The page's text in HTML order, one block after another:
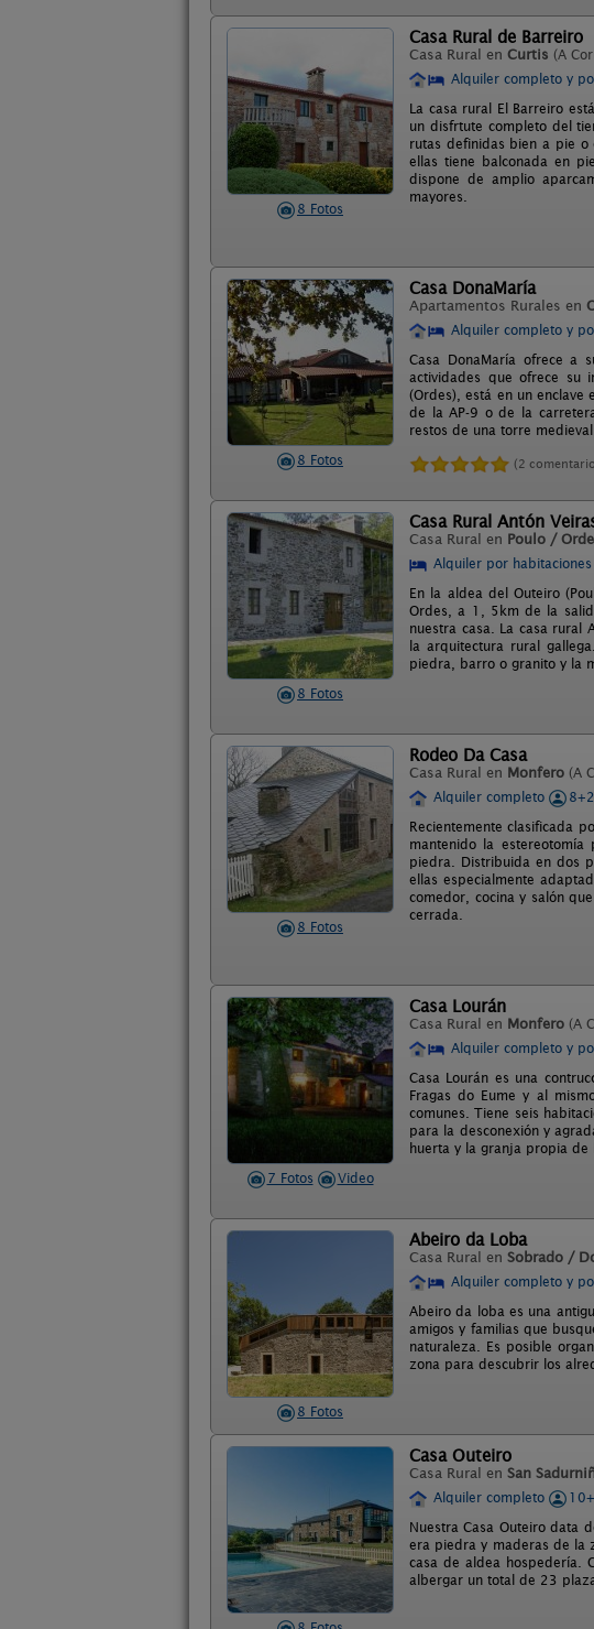
8 Fotos
Casa Rural de Barreiro
Casa Rural en Curtis (A
Alquiler completo y
La casa rural El Barreiro
un disfrtute completo del
rutas definidas bien a pie o
ellas tiene balconada en
dispone de amplio
mayores.
8 Fotos
Casa DonaMaría
Apartamentos Rurales en
Alquiler completo y
Casa DonaMaría ofrece a
actividades que ofrece su
(Ordes), está en un enclave
de la AP-9 o de la
restos de una torre
(2
8 Fotos
Casa Rural Antón
Casa Rural en Poulo /
Alquiler por habitaciones
En la aldea del Outeiro
Ordes, a 1, 5km de la
nuestra casa. La casa rural
la arquitectura rural
piedra, barro o granito y la
8 Fotos
Rodeo Da Casa
Casa Rural en Monfero (A
Alquiler completo
Recientemente clasificada
mantenido la
piedra. Distribuida en dos
ellas especialmente
comedor, cocina y salón
cerrada.
7 Fotos Video
Casa Lourán
Casa Rural en Monfero (A
Alquiler completo y
Casa Lourán es una
Fragas do Eume y al
comunes. Tiene seis
para la desconexión y
huerta y la granja propia de
8 Fotos
Abeiro da Loba
Casa Rural en Sobrado /
Alquiler completo y
Abeiro da loba es una
amigos y familias que
naturaleza. Es posible
zona para descubrir los
Casa Outeiro
Casa Rural en San
Alquiler completo
Nuestra Casa Outeiro data
era piedra y maderas de la
casa de aldea hospedería.
albergar un total de 23